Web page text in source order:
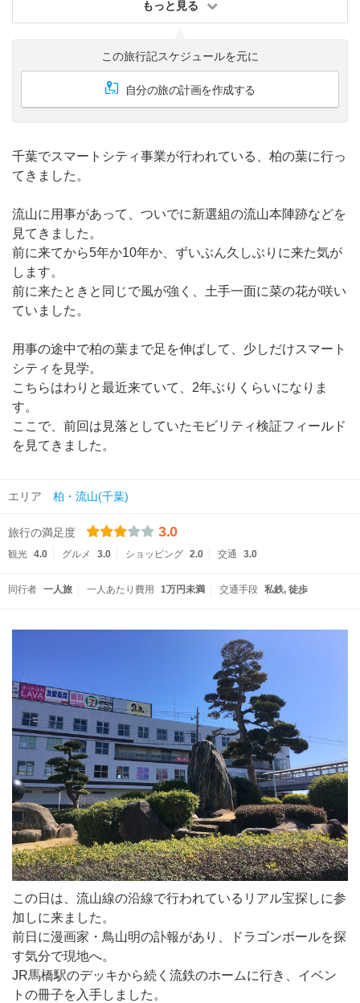
もっと見る
この旅行記スケジュールを元に
自分の旅の計画を作成する
千葉でスマートシティ事業が行われている、柏の葉に行っ
てきました。
流山に用事があって、ついでに新選組の流山本陣跡などを
見てきました。
前に来てから5年か10年か、ずいぶん久しぶりに来た気が
します。
前に来たときと同じで風が強く、土手一面に菜の花が咲い
ていました。
用事の途中で柏の葉まで足を伸ばして、少しだけスマート
シティを見学。
こちらはわりと最近来ていて、2年ぶりくらいになりま
す。
ここで、前回は見落としていたモビリティ検証フィールド
を見てきました。
エリア 柏・流山(千葉)
旅行の満足度 3.0
観光 4.0 グルメ 3.0 ショッピング 2.0 交通 3.0
同行者 一人旅 一人あたり費用 1万円未満 交通手段 私鉄 徒歩
この日は、流山線の沿線で行われているリアル宝探しに参
加しに来ました。
前日に漫画家・鳥山明の訃報があり、ドラゴンボールを探
す気分で現地へ。
JR馬橋駅のデッキから続く流鉄のホームに行き、イベン
トの冊子を入手しました。